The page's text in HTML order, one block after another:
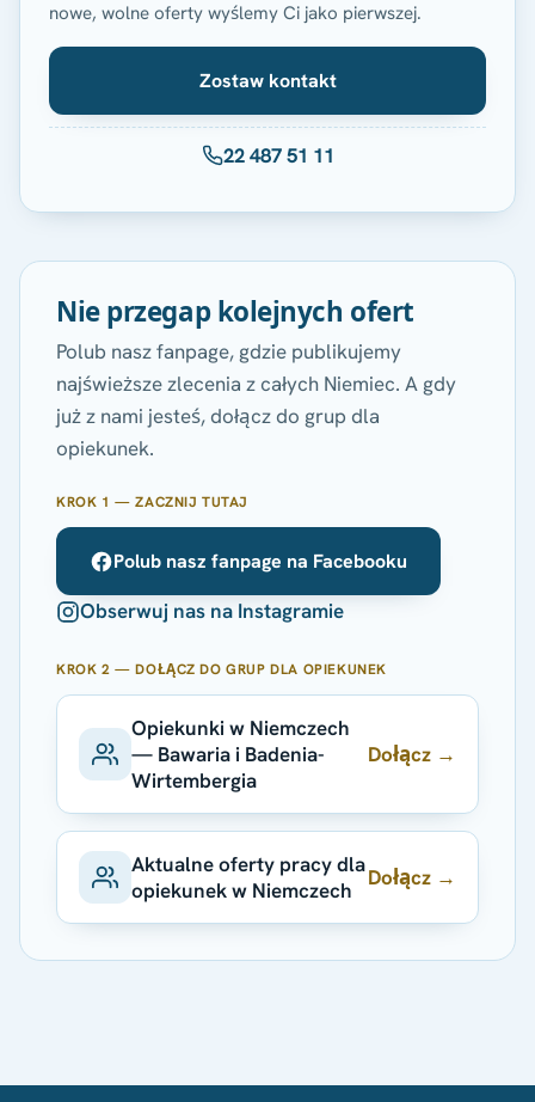
nowe, wolne oferty wyślemy Ci jako pierwszej.
Zostaw kontakt
22 487 51 11
Nie przegap kolejnych ofert
Polub nasz fanpage, gdzie publikujemy
najświeższe zlecenia z całych Niemiec. A gdy
już z nami jesteś, dołącz do grup dla
opiekunek.
KROK 1 — ZACZNIJ TUTAJ
Polub nasz fanpage na Facebooku
Obserwuj nas na Instagramie
KROK 2 — DOŁĄCZ DO GRUP DLA OPIEKUNEK
Opiekunki w Niemczech
— Bawaria i Badenia-
Wirtembergia
Dołącz →
Aktualne oferty pracy dla
opiekunek w Niemczech
Dołącz →